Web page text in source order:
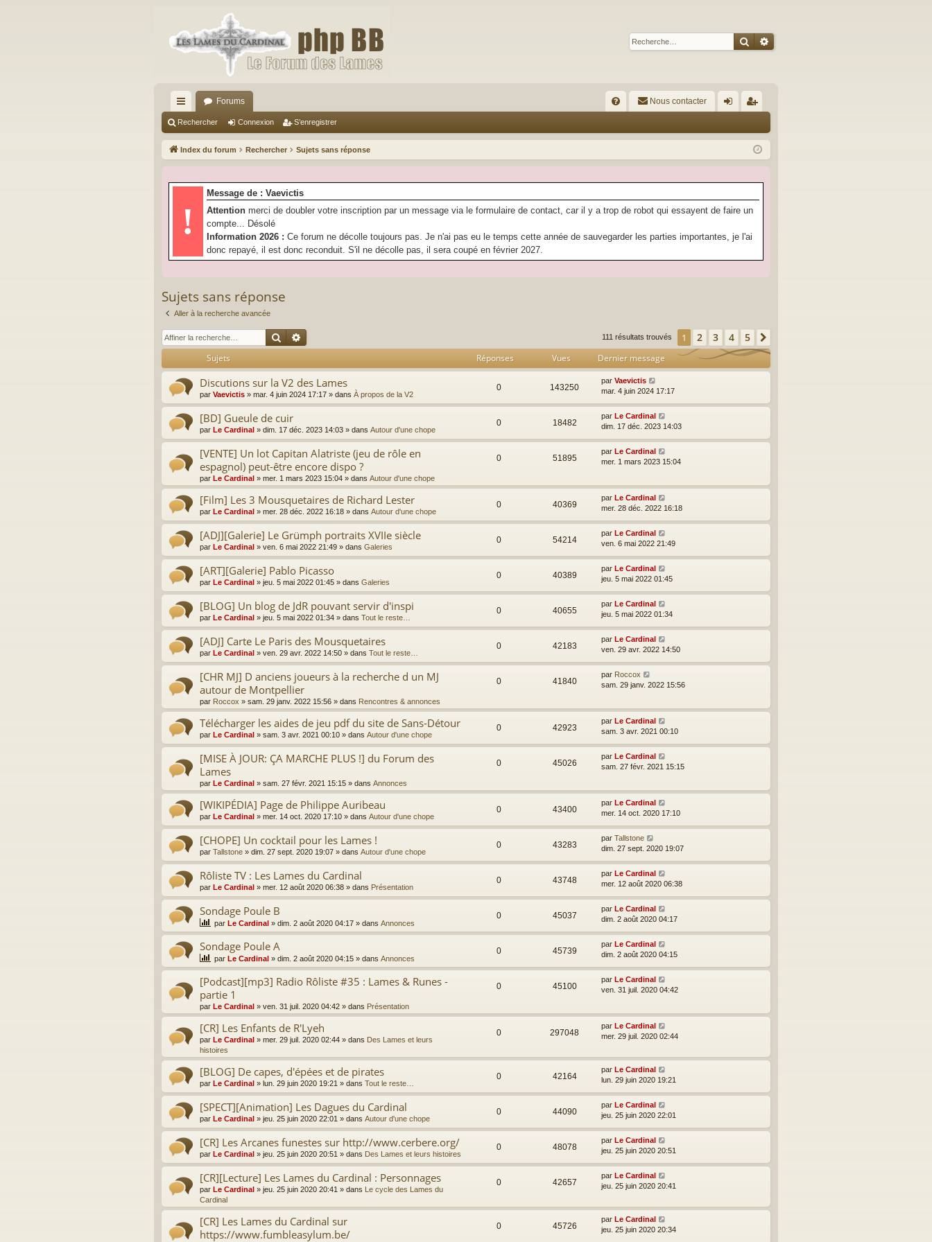
Rechercher
Recherche avancée
cc
ès
pi
Forums
Q
Nous contacter
ne
on
nr
ist
Rechercher Connexion S’enregistrer
Index du forum Rechercher Sujets sans réponse
!
Message de : Vaevictis
Attention merci de doubler votre inscription par un message via le formulaire de contact, car il y a trop de robot qui essayent de faire un
compte... Désolé
Information 2026 : Ce forum ne décolle toujours pas. Je n'ai pas eu le temps cette année de sauvegarder les parties importantes, je l'ai
donc repayé, il est donc reconduit. S'il ne décolle pas, il sera coupé en février 2027.
Sujets sans réponse
Aller à la recherche avancée
Rechercher
Recherche avancée 111 résultats trouvés 1 2 3 4 5
Sujets Réponses Vues Dernier message
Discutions sur la V2 des Lames
par Vaevictis » mar. 4 juin 2024 17:17 » dans À propos de la V2
0 143250
par Vaevictis
mar. 4 juin 2024 17:17
[BD] Gueule de cuir
par Le Cardinal » dim. 17 déc. 2023 14:03 » dans Autour d'une chope
0 18482
par Le Cardinal
dim. 17 déc. 2023 14:03
[VENTE] Un lot Capitan Alatriste (jeu de rôle en
espagnol) peut-être encore dispo ?
par Le Cardinal » mer. 1 mars 2023 15:04 » dans Autour d'une chope
0 51895
par Le Cardinal
mer. 1 mars 2023 15:04
[Film] Les 3 Mousquetaires de Richard Lester
par Le Cardinal » mer. 28 déc. 2022 16:18 » dans Autour d'une chope
0 40369
par Le Cardinal
mer. 28 déc. 2022 16:18
[ADJ][Galerie] Le Grümph portraits XVIIe siècle
par Le Cardinal » ven. 6 mai 2022 21:49 » dans Galeries
0 54214
par Le Cardinal
ven. 6 mai 2022 21:49
[ART][Galerie] Pablo Picasso
par Le Cardinal » jeu. 5 mai 2022 01:45 » dans Galeries
0 40389
par Le Cardinal
jeu. 5 mai 2022 01:45
[BLOG] Un blog de JdR pouvant servir d'inspi
par Le Cardinal » jeu. 5 mai 2022 01:34 » dans Tout le reste…
0 40655
par Le Cardinal
jeu. 5 mai 2022 01:34
[ADJ] Carte Le Paris des Mousquetaires
par Le Cardinal » ven. 29 avr. 2022 14:50 » dans Tout le reste…
0 42183
par Le Cardinal
ven. 29 avr. 2022 14:50
[CHR MJ] D anciens joueurs à la recherche d un MJ
autour de Montpellier
par Roccox » sam. 29 janv. 2022 15:56 » dans Rencontres & annonces
0 41840
par Roccox
sam. 29 janv. 2022 15:56
Télécharger les aides de jeu pdf du site de Sans-Détour
par Le Cardinal » sam. 3 avr. 2021 00:10 » dans Autour d'une chope
0 42923
par Le Cardinal
sam. 3 avr. 2021 00:10
[MISE À JOUR: ÇA MARCHE PLUS !] du Forum des
Lames
par Le Cardinal » sam. 27 févr. 2021 15:15 » dans Annonces
0 45026
par Le Cardinal
sam. 27 févr. 2021 15:15
[WIKIPÉDIA] Page de Philippe Auribeau
par Le Cardinal » mer. 14 oct. 2020 17:10 » dans Autour d'une chope
0 43400
par Le Cardinal
mer. 14 oct. 2020 17:10
[CHOPE] Un cocktail pour les Lames !
par Tallstone » dim. 27 sept. 2020 19:07 » dans Autour d'une chope
0 43283
par Tallstone
dim. 27 sept. 2020 19:07
Rôliste TV : Les Lames du Cardinal
par Le Cardinal » mer. 12 août 2020 06:38 » dans Présentation
0 43748
par Le Cardinal
mer. 12 août 2020 06:38
Sondage Poule B
par Le Cardinal » dim. 2 août 2020 04:17 » dans Annonces
0 45037
par Le Cardinal
dim. 2 août 2020 04:17
Sondage Poule A
par Le Cardinal » dim. 2 août 2020 04:15 » dans Annonces
0 45739
par Le Cardinal
dim. 2 août 2020 04:15
[Podcast][mp3] Radio Rôliste #35 : Lames & Runes -
partie 1
par Le Cardinal » ven. 31 juil. 2020 04:42 » dans Présentation
0 45100
par Le Cardinal
ven. 31 juil. 2020 04:42
[CR] Les Enfants de R'Lyeh
par Le Cardinal » mer. 29 juil. 2020 02:44 » dans Des Lames et leurs
histoires
0 297048
par Le Cardinal
mer. 29 juil. 2020 02:44
[BLOG] De capes, d'épées et de pirates
par Le Cardinal » lun. 29 juin 2020 19:21 » dans Tout le reste…
0 42164
par Le Cardinal
lun. 29 juin 2020 19:21
[SPECT][Animation] Les Dagues du Cardinal
par Le Cardinal » jeu. 25 juin 2020 22:01 » dans Autour d'une chope
0 44090
par Le Cardinal
jeu. 25 juin 2020 22:01
[CR] Les Arcanes funestes sur http://www.cerbere.org/
par Le Cardinal » jeu. 25 juin 2020 20:51 » dans Des Lames et leurs histoires
0 48078
par Le Cardinal
jeu. 25 juin 2020 20:51
[CR][Lecture] Les Lames du Cardinal : Personnages
par Le Cardinal » jeu. 25 juin 2020 20:41 » dans Le cycle des Lames du
Cardinal
0 42657
par Le Cardinal
jeu. 25 juin 2020 20:41
[CR] Les Lames du Cardinal sur
https://www.fumbleasylum.be/
0 45726
par Le Cardinal
jeu. 25 juin 2020 20:34